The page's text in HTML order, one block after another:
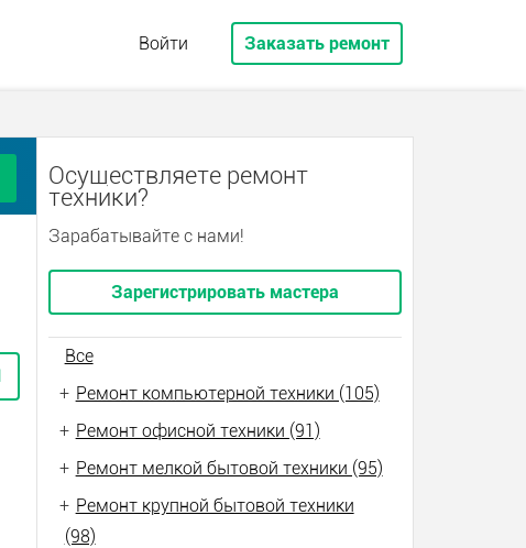
Войти Заказать ремонт
Осуществляете ремонт
техники?
Зарабатывайте с нами!
Зарегистрировать мастера
Все
+ Ремонт компьютерной техники (105)
+ Ремонт офисной техники (91)
+ Ремонт мелкой бытовой техники (95)
+ Ремонт крупной бытовой техники
(98)